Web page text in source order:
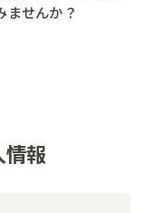
ませんか？
情報